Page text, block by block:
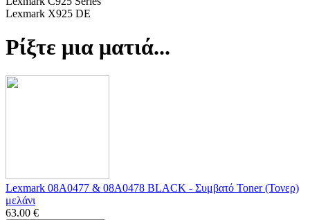
Lexmark X925 DE
Ρίξτε μια ματιά...
Lexmark 08A0477 & 08A0478 BLACK - Συμβατό Toner (Τονερ)
μελάνι
63.00 €